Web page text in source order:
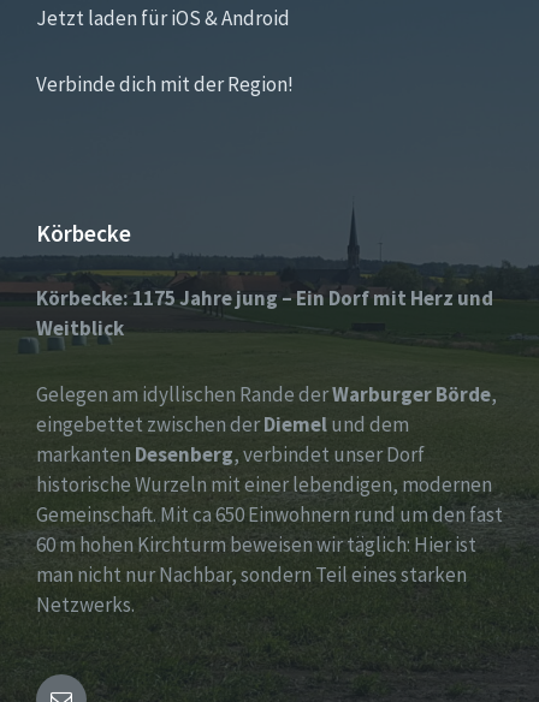
Jetzt laden für iOS & Android
Verbinde dich mit der Region!
Körbecke
Körbecke: 1175 Jahre jung – Ein Dorf mit Herz und
Weitblick
Gelegen am idyllischen Rande derWarburger Börde,
eingebettet zwischen derDiemelund dem
markanten Desenberg, verbindet unser Dorf
historische Wurzeln mit einer lebendigen, modernen
Gemeinschaft. Mit ca 650 Einwohnern rund um den fast
60 m hohen Kirchturm beweisen wir täglich: Hier ist
man nicht nur Nachbar, sondern Teil eines starken
Netzwerks.